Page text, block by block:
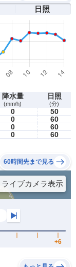
日照
降水量
(mm/h)
日照
(分)
0
50
0
60
0
60
0 60
60時間先まで見る